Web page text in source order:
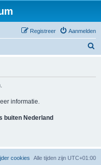
Aanmelden
Registreer
informatie.
buiten Nederland
Alle tijden zijn UTC+01:00
cookies